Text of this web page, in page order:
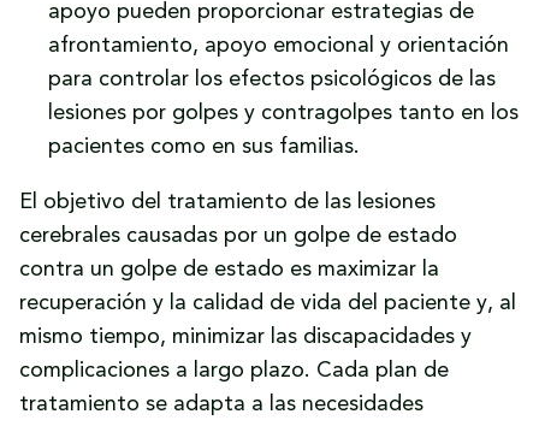
apoyo pueden proporcionar estrategias de
afrontamiento, apoyo emocional y orientación
para controlar los efectos psicológicos de las
lesiones por golpes y contragolpes tanto en los
pacientes como en sus familias.
El objetivo del tratamiento de las lesiones
cerebrales causadas por un golpe de estado
contra un golpe de estado es maximizar la
recuperación y la calidad de vida del paciente y, al
mismo tiempo, minimizar las discapacidades y
complicaciones a largo plazo. Cada plan de
tratamiento se adapta a las necesidades